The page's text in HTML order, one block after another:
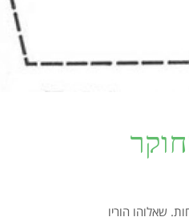
שאלוהו הוריו